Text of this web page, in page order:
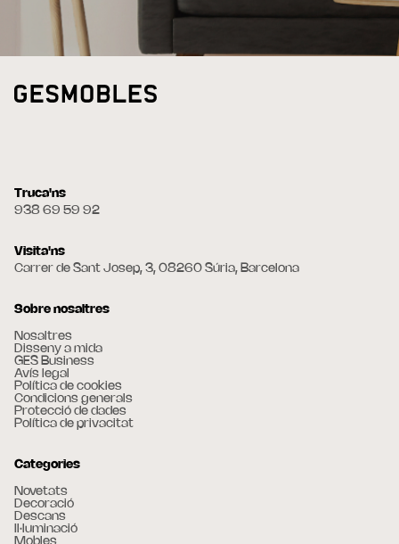
Truca'ns
938 69 59 92
Visita'ns
Carrer de Sant Josep, 3, 08260 Súria, Barcelona
Sobre nosaltres
Nosaltres
Disseny a mida
GES Business
Avís legal
Política de cookies
Condicions generals
Protecció de dades
Política de privacitat
Categories
Novetats
Decoració
Descans
Il·luminació
Mobles